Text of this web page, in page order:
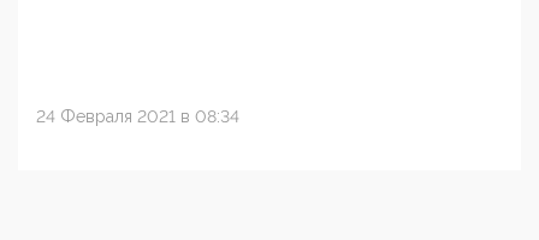
24 Февраля 2021 в 08:34